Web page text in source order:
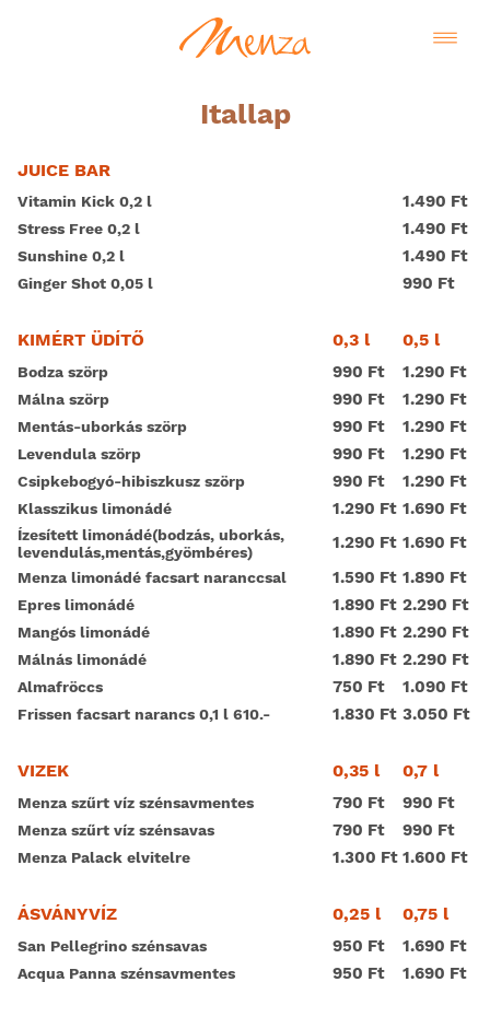
Itallap
JUICE BAR
Vitamin Kick 0,2 l 1.490 Ft
Stress Free 0,2 l 1.490 Ft
Sunshine 0,2 l 1.490 Ft
Ginger Shot 0,05 l 990 Ft
KIMÉRT ÜDÍTŐ 0,3 l 0,5 l
Bodza szörp 990 Ft 1.290 Ft
Málna szörp 990 Ft 1.290 Ft
Mentás-uborkás szörp 990 Ft 1.290 Ft
Levendula szörp 990 Ft 1.290 Ft
Csipkebogyó-hibiszkusz szörp 990 Ft 1.290 Ft
Klasszikus limonádé 1.290 Ft 1.690 Ft
Ízesített limonádé(bodzás, uborkás,
levendulás,mentás,gyömbéres)
1.290 Ft 1.690 Ft
Menza limonádé facsart naranccsal 1.590 Ft 1.890 Ft
Epres limonádé 1.890 Ft 2.290 Ft
Mangós limonádé 1.890 Ft 2.290 Ft
Málnás limonádé 1.890 Ft 2.290 Ft
Almafröccs 750 Ft 1.090 Ft
Frissen facsart narancs 0,1 l 610.- 1.830 Ft 3.050 Ft
VIZEK 0,35 l 0,7 l
Menza szűrt víz szénsavmentes 790 Ft 990 Ft
Menza szűrt víz szénsavas 790 Ft 990 Ft
Menza Palack elvitelre 1.300 Ft 1.600 Ft
ÁSVÁNYVÍZ 0,25 l 0,75 l
San Pellegrino szénsavas 950 Ft 1.690 Ft
Acqua Panna szénsavmentes 950 Ft 1.690 Ft